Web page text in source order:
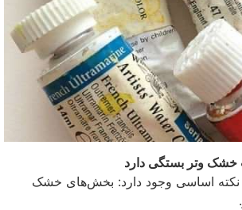
نکته اساسی وجود دارد: بخش‌های خشک